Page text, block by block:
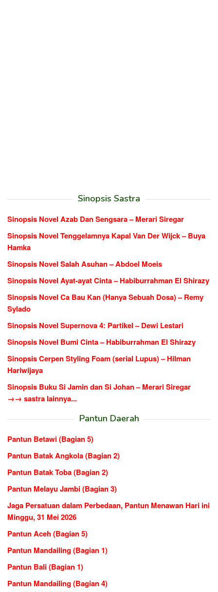
Sinopsis Sastra
Sinopsis Novel Azab Dan Sengsara – Merari Siregar
Sinopsis Novel Tenggelamnya Kapal Van Der Wijck – Buya
Hamka
Sinopsis Novel Salah Asuhan – Abdoel Moeis
Sinopsis Novel Ayat-ayat Cinta – Habiburrahman El Shirazy
Sinopsis Novel Ca Bau Kan (Hanya Sebuah Dosa) – Remy
Sylado
Sinopsis Novel Supernova 4: Partikel – Dewi Lestari
Sinopsis Novel Bumi Cinta – Habiburrahman El Shirazy
Sinopsis Cerpen Styling Foam (serial Lupus) – Hilman
Hariwijaya
Sinopsis Buku Si Jamin dan Si Johan – Merari Siregar
→→ sastra lainnya...
Pantun Daerah
Pantun Betawi (Bagian 5)
Pantun Batak Angkola (Bagian 2)
Pantun Batak Toba (Bagian 2)
Pantun Melayu Jambi (Bagian 3)
Jaga Persatuan dalam Perbedaan, Pantun Menawan Hari ini
Minggu, 31 Mei 2026
Pantun Aceh (Bagian 5)
Pantun Mandailing (Bagian 1)
Pantun Bali (Bagian 1)
Pantun Mandailing (Bagian 4)